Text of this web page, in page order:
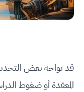
قد تواجه بعض
المعقدة أو ضغوط